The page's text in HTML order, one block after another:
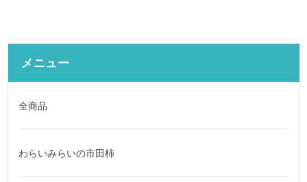
メニュー
全商品
わらいみらいの市田柿